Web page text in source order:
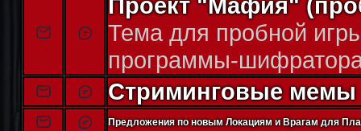
Тема для пробной
программы-
Стриминговые мемы
Предложения по новым Локациям и Врагам для